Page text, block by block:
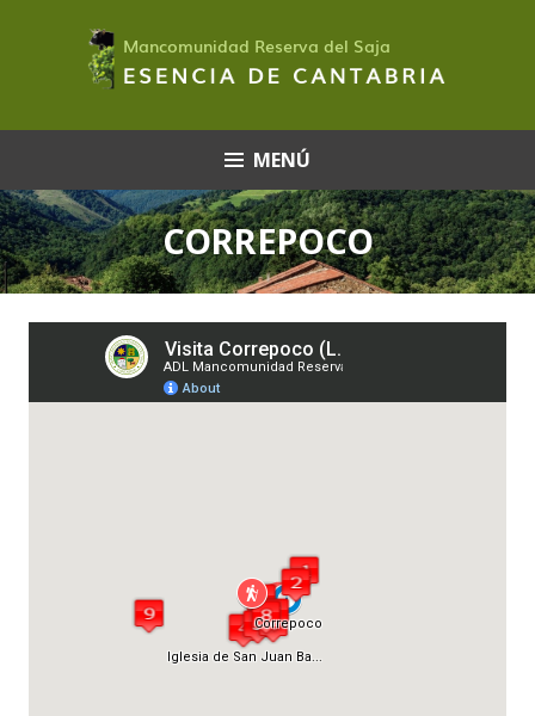
contenido
MENÚ
CORREPOCO